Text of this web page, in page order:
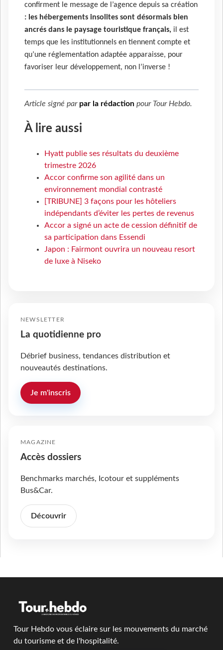
confirment le message de l’agence depuis sa création
: les hébergements insolites sont désormais bien
ancrés dans le paysage touristique français, il est
temps que les institutionnels en tiennent compte et
qu’une réglementation adaptée apparaisse, pour
favoriser leur développement, non l’inverse !
Article signé par par la rédaction pour Tour Hebdo.
À lire aussi
Hyatt publie ses résultats du deuxième
trimestre 2026
Accor confirme son agilité dans un
environnement mondial contrasté
[TRIBUNE] 3 façons pour les hôteliers
indépendants d’éviter les pertes de revenus
Accor a signé un acte de cession définitif de
sa participation dans Essendi
Japon : Fairmont ouvrira un nouveau resort
de luxe à Niseko
NEWSLETTER
La quotidienne pro
Débrief business, tendances distribution et
nouveautés destinations.
Je m'inscris
MAGAZINE
Accès dossiers
Benchmarks marchés, Icotour et suppléments
Bus&Car.
Découvrir
Tour Hebdo vous éclaire sur les mouvements du marché
du tourisme et de l'hospitalité.